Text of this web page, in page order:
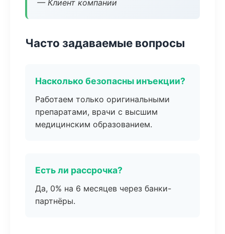
— Клиент компании
Часто задаваемые вопросы
Насколько безопасны инъекции?
Работаем только оригинальными
препаратами, врачи с высшим
медицинским образованием.
Есть ли рассрочка?
Да, 0% на 6 месяцев через банки-
партнёры.